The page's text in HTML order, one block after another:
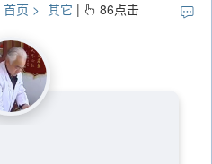
首页 其它 86点击